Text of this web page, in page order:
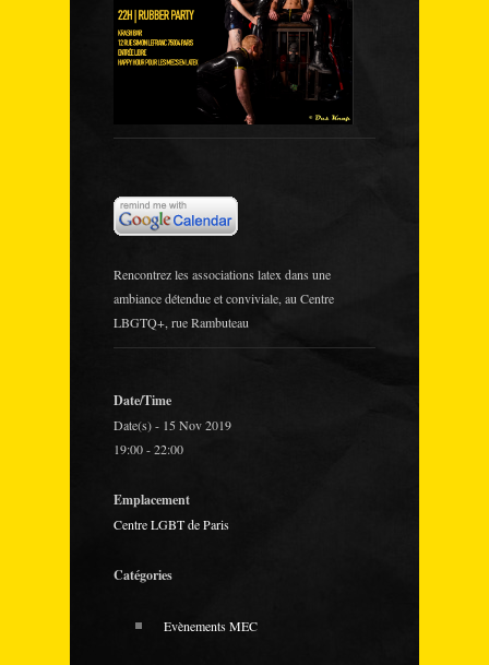
Rencontrez les associations latex dans une
ambiance détendue et conviviale, au Centre
LBGTQ+, rue Rambuteau
Date/Time
Date(s) - 15 Nov 2019
19:00 - 22:00
Emplacement
Centre LGBT de Paris
Catégories
Evènements MEC